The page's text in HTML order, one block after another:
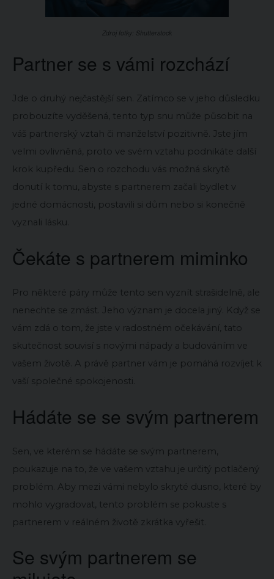
Zdroj fotky: Shutterstock
Partner se s vámi rozchází
Jde o druhý nejčastější sen. Zatímco se v jeho důsledku
probouzíte vyděšená, tento typ snu může působit na
váš partnerský vztah či manželství pozitivně. Jste jím
velmi ovlivněná, proto ve svém vztahu podnikáte další
krok kupředu. Sen o rozchodu vás možná skrytě
donutí k tomu, abyste s partnerem začali bydlet v
jedné domácnosti, postavili si dům nebo si konečně
vyznali lásku.
Čekáte s partnerem miminko
Pro některé páry může tento sen vyznít strašidelně, ale
nenechte se zmást. Jeho význam je docela jiný. Když se
vám zdá o tom, že jste v radostném očekávání, tato
skutečnost souvisí s novými nápady a budováním ve
vašem životě. A právě partner vám je pomáhá rozvíjet k
vaší společné spokojenosti.
Hádáte se se svým partnerem
Sen, ve kterém se hádáte se svým partnerem,
poukazuje na to, že ve vašem vztahu je určitý potlačený
problém. Aby mezi vámi nebylo skryté dusno, které by
mohlo vygradovat, tento problém se pokuste s
partnerem v reálném životě zkrátka vyřešit.
Se svým partnerem se